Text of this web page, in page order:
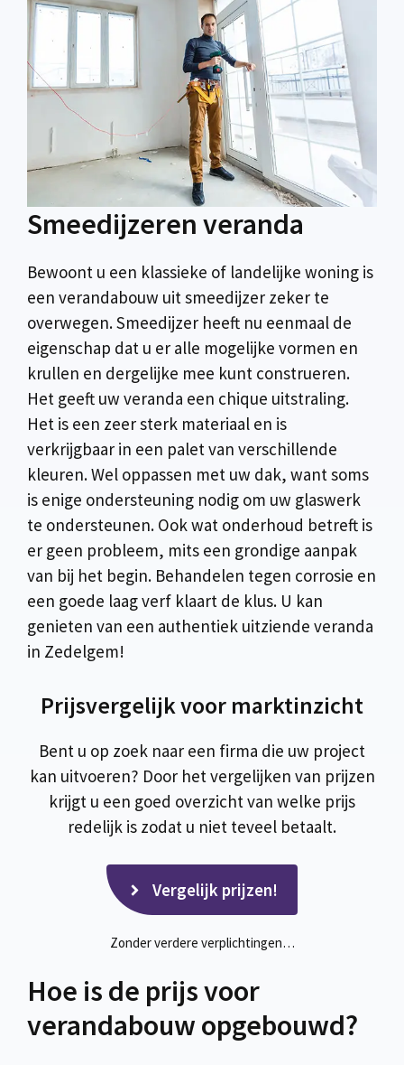
Smeedijzeren veranda
Bewoont u een klassieke of landelijke woning is
een verandabouw uit smeedijzer zeker te
overwegen. Smeedijzer heeft nu eenmaal de
eigenschap dat u er alle mogelijke vormen en
krullen en dergelijke mee kunt construeren.
Het geeft uw veranda een chique uitstraling.
Het is een zeer sterk materiaal en is
verkrijgbaar in een palet van verschillende
kleuren. Wel oppassen met uw dak, want soms
is enige ondersteuning nodig om uw glaswerk
te ondersteunen. Ook wat onderhoud betreft is
er geen probleem, mits een grondige aanpak
van bij het begin. Behandelen tegen corrosie en
een goede laag verf klaart de klus. U kan
genieten van een authentiek uitziende veranda
in Zedelgem!
Prijsvergelijk voor marktinzicht
Bent u op zoek naar een firma die uw project
kan uitvoeren? Door het vergelijken van prijzen
krijgt u een goed overzicht van welke prijs
redelijk is zodat u niet teveel betaalt.
Vergelijk prijzen!
Zonder verdere verplichtingen…
Hoe is de prijs voor
verandabouw opgebouwd?